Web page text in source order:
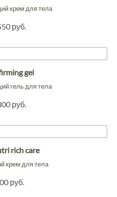
крем для тела
руб.
gel
гель для тела
руб.
rich care
крем для тела
руб.